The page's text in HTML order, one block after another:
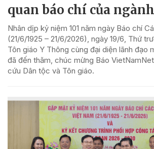
quan báo chí của ngành
Nhân dịp kỷ niệm 101 năm ngày Báo chí
(21/6/1925 – 21/6/2026), ngày 19/6, Thứ
Tôn giáo Y Thông cùng đại diện lãnh đạo
đã đến thăm, chúc mừng Báo
cứu Dân tộc và Tôn giáo.